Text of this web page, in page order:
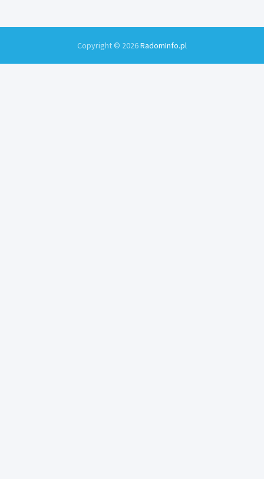
Copyright © 2026RadomInfo.pl